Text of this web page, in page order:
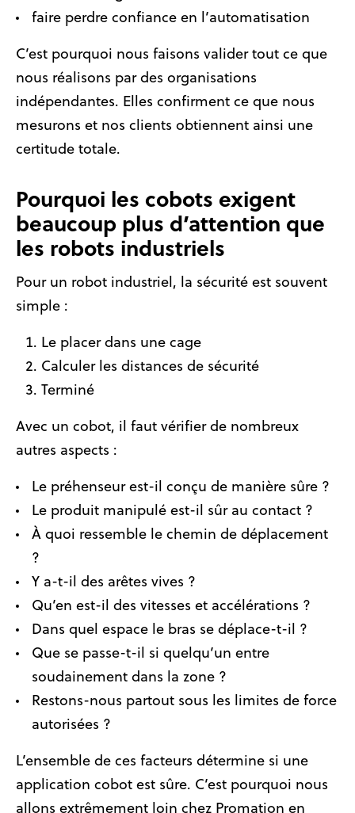
faire perdre confiance en l’automatisation
C’est pourquoi nous faisons valider tout ce que
nous réalisons par des organisations
indépendantes. Elles confirment ce que nous
mesurons et nos clients obtiennent ainsi une
certitude totale.
Pourquoi les cobots exigent
beaucoup plus d’attention que
les robots industriels
Pour un robot industriel, la sécurité est souvent
simple :
Le placer dans une cage
Calculer les distances de sécurité
Terminé
Avec un cobot, il faut vérifier de nombreux
autres aspects :
Le préhenseur est-il conçu de manière sûre ?
Le produit manipulé est-il sûr au contact ?
À quoi ressemble le chemin de déplacement
?
Y a-t-il des arêtes vives ?
Qu’en est-il des vitesses et accélérations ?
Dans quel espace le bras se déplace-t-il ?
Que se passe-t-il si quelqu’un entre
soudainement dans la zone ?
Restons-nous partout sous les limites de force
autorisées ?
L’ensemble de ces facteurs détermine si une
application cobot est sûre. C’est pourquoi nous
allons extrêmement loin chez Promation en